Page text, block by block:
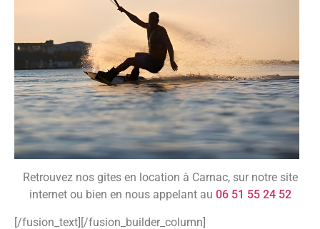
Retrouvez nos gites en location à Carnac, sur notre site
internet ou bien en nous appelant au 06 51 55 24 52
[/fusion_text][/fusion_builder_column]